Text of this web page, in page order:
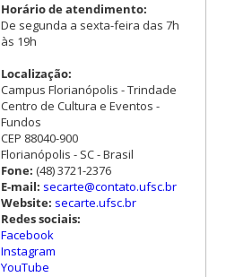
Horário de atendimento:
De segunda a sexta-feira das 7h
às 19h
Localização:
Campus Florianópolis - Trindade
Centro de Cultura e Eventos -
Fundos
CEP 88040-900
Florianópolis - SC - Brasil
Fone: (48) 3721-2376
E-mail: secarte@contato.ufsc.br
Website: secarte.ufsc.br
Redes sociais:
Facebook
Instagram
YouTube